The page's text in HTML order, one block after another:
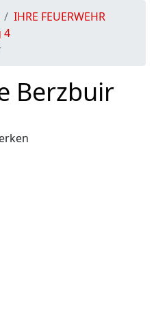
IHRE FEUERWEHR
4
Berzbuir